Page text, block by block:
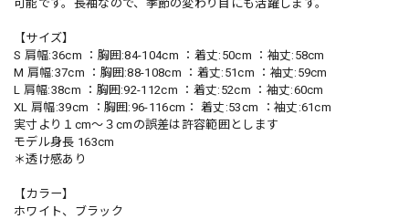
可能です。長袖なので、季節の変わり目にも活躍します。
【サイズ】
S 肩幅:36cm ：胸囲:84-104cm ：着丈:50cm ：袖丈:58cm
M 肩幅:37cm ：胸囲:88-108cm ：着丈:51cm ：袖丈:59cm
L 肩幅:38cm ：胸囲:92-112cm ：着丈:52cm ：袖丈:60cm
XL 肩幅:39cm ：胸囲:96-116cm： 着丈:53cm ：袖丈:61cm
実寸より１cm〜３cmの誤差は許容範囲とします
モデル身長 163cm
＊透け感あり
【カラー】
ホワイト、ブラック